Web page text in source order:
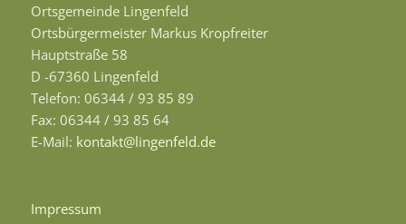
Ortsgemeinde Lingenfeld
Ortsbürgermeister Markus Kropfreiter
Hauptstraße 58
D -67360 Lingenfeld
Telefon: 06344 / 93 85 89
Fax: 06344 / 93 85 64
E-Mail: kontakt@lingenfeld.de
Impressum